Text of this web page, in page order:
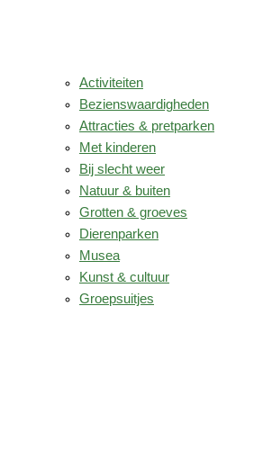
Activiteiten
Bezienswaardigheden
Attracties & pretparken
Met kinderen
Bij slecht weer
Natuur & buiten
Grotten & groeves
Dierenparken
Musea
Kunst & cultuur
Groepsuitjes